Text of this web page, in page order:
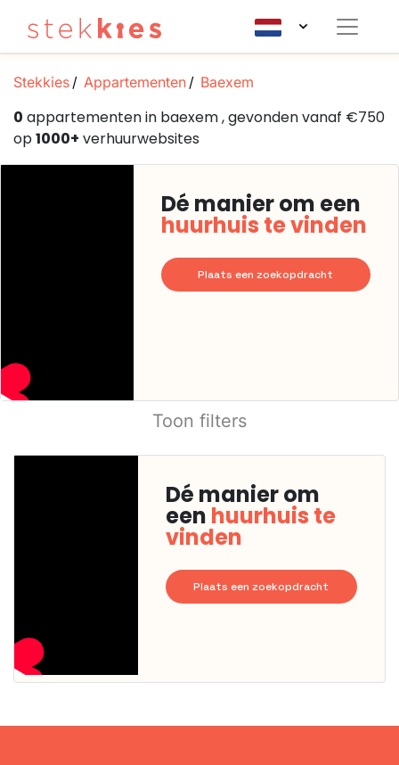
Stekkies Appartementen Baexem
0 appartementen in baexem , gevonden vanaf €750
op1000+ verhuurwebsites
Dé manier om een
huurhuis te vinden
Plaats een zoekopdracht
Toon filters
Dé manier om
een huurhuis te
vinden
Plaats een zoekopdracht